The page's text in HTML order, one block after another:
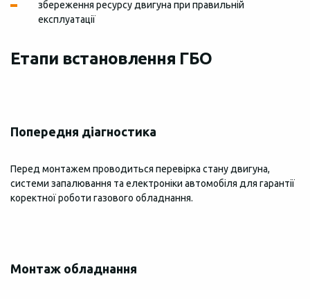
збереження ресурсу двигуна при правильній
експлуатації
Етапи встановлення ГБО
Попередня діагностика
Перед монтажем проводиться перевірка стану двигуна,
системи запалювання та електроніки автомобіля для гарантії
коректної роботи газового обладнання.
Монтаж обладнання